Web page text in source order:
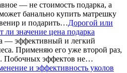
— не стоимость подарка, а
банально купить матрешку
и подарить…Дорогой или
ли значение цена подарка
— эффективный и легкий
Применяю его уже второй раз,
Побочных эффектов не…
и эффективность уколов